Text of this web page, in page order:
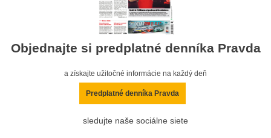
Objednajte si predplatné denníka Pravda
a získajte užitočné informácie na každý deň
Predplatné denníka Pravda
sledujte naše sociálne siete